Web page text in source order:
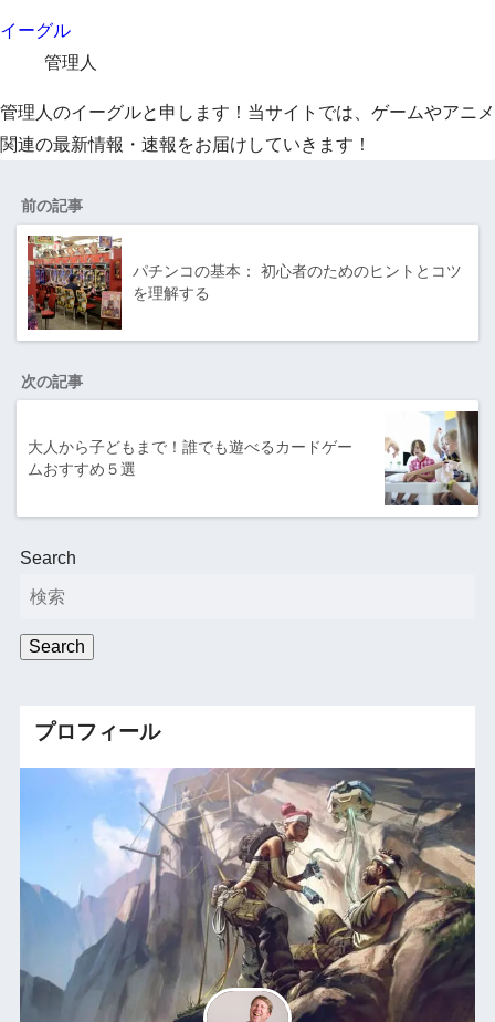
イーグル
管理人
管理人のイーグルと申します！当サイトでは、ゲームやアニメ
関連の最新情報・速報をお届けしていきます！
前の記事
パチンコの基本： 初心者のためのヒントとコツ
を理解する
次の記事
大人から子どもまで！誰でも遊べるカードゲー
ムおすすめ５選
Search
Search
プロフィール